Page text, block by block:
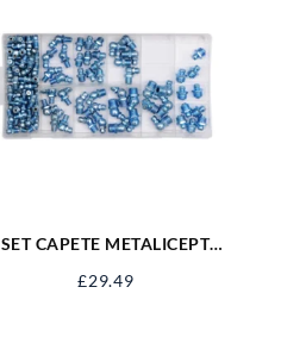
SET CAPETE METALICEPT
£29.49